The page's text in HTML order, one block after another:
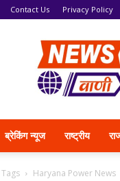
Contact Us Privacy Policy
News
Vani
ब्रेकिंग न्यूज राष्ट्रीय
Tags Haryana Power News